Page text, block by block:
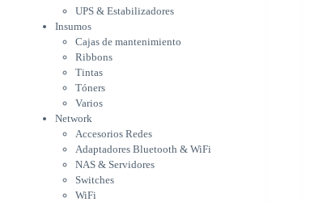
Tóners
Varios
Network
Accesorios Redes
Adaptadores Bluetooth &
WiFi
NAS & Servidores
Switches
WiFi
Notebooks & Portátiles
Cargador para notebook
Cooling Pad
UPS & Estabilizadores
Insumos
Cajas de mantenimiento
Ribbons
Tintas
Tóners
Varios
Network
Accesorios Redes
Adaptadores Bluetooth & WiFi
NAS & Servidores
Switches
WiFi